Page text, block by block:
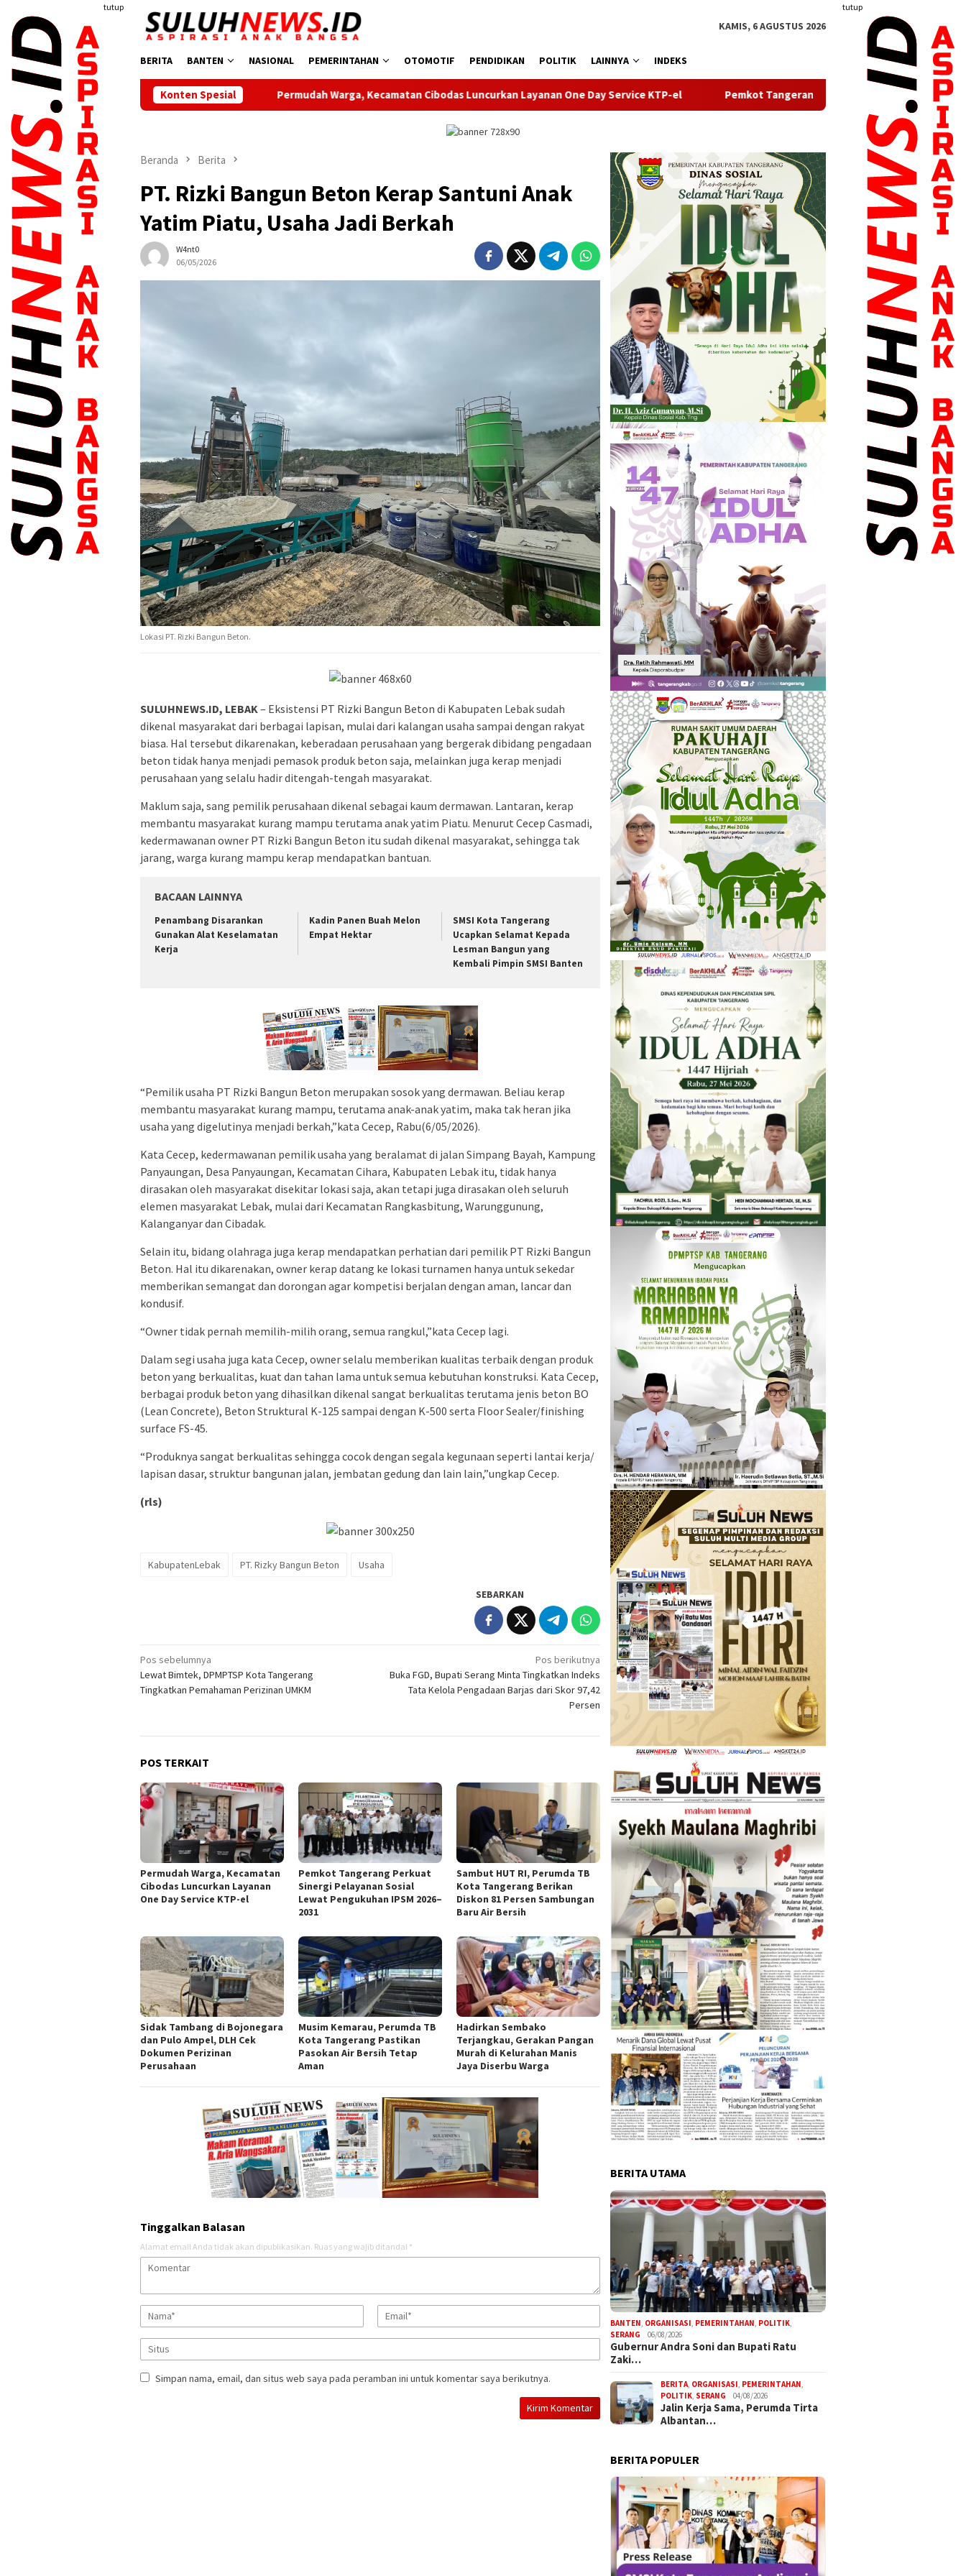
konten
tutup tutup
KAMIS, 6 AGUSTUS 2026
BERITA BANTEN NASIONAL PEMERINTAHAN OTOMOTIF PENDIDIKAN POLITIK LAINNYA INDEKS
Konten Spesial
Permudah Warga, Kecamatan Cibodas Luncurkan Layanan One Day Service KTP-el Pemkot Tangerang Perkuat Sinergi Pelayanan Sosial Lewat Pengukuhan
Beranda Berita
PT. Rizki Bangun Beton Kerap Santuni Anak
Yatim Piatu, Usaha Jadi Berkah
W4nt0
06/05/2026
Lokasi PT. Rizki Bangun Beton.
SULUHNEWS.ID, LEBAK – Eksistensi PT Rizki Bangun Beton di Kabupaten Lebak sudah
dikenal masyarakat dari berbagai lapisan, mulai dari kalangan usaha sampai dengan rakyat
biasa. Hal tersebut dikarenakan, keberadaan perusahaan yang bergerak dibidang pengadaan
beton tidak hanya menjadi pemasok produk beton saja, melainkan juga kerap menjadi
perusahaan yang selalu hadir ditengah-tengah masyarakat.
Maklum saja, sang pemilik perusahaan dikenal sebagai kaum dermawan. Lantaran, kerap
membantu masyarakat kurang mampu terutama anak yatim Piatu. Menurut Cecep Casmadi,
kedermawanan owner PT Rizki Bangun Beton itu sudah dikenal masyarakat, sehingga tak
jarang, warga kurang mampu kerap mendapatkan bantuan.
BACAAN LAINNYA
Penambang Disarankan
Gunakan Alat Keselamatan
Kerja
Kadin Panen Buah Melon
Empat Hektar
SMSI Kota Tangerang
Ucapkan Selamat Kepada
Lesman Bangun yang
Kembali Pimpin SMSI Banten
“Pemilik usaha PT Rizki Bangun Beton merupakan sosok yang dermawan. Beliau kerap
membantu masyarakat kurang mampu, terutama anak-anak yatim, maka tak heran jika
usaha yang digelutinya menjadi berkah,”kata Cecep, Rabu(6/05/2026).
Kata Cecep, kedermawanan pemilik usaha yang beralamat di jalan Simpang Bayah, Kampung
Panyaungan, Desa Panyaungan, Kecamatan Cihara, Kabupaten Lebak itu, tidak hanya
dirasakan oleh masyarakat disekitar lokasi saja, akan tetapi juga dirasakan oleh seluruh
elemen masyarakat Lebak, mulai dari Kecamatan Rangkasbitung, Warunggunung,
Kalanganyar dan Cibadak.
Selain itu, bidang olahraga juga kerap mendapatkan perhatian dari pemilik PT Rizki Bangun
Beton. Hal itu dikarenakan, owner kerap datang ke lokasi turnamen hanya untuk sekedar
memberikan semangat dan dorongan agar kompetisi berjalan dengan aman, lancar dan
kondusif.
“Owner tidak pernah memilih-milih orang, semua rangkul,”kata Cecep lagi.
Dalam segi usaha juga kata Cecep, owner selalu memberikan kualitas terbaik dengan produk
beton yang berkualitas, kuat dan tahan lama untuk semua kebutuhan konstruksi. Kata Cecep,
berbagai produk beton yang dihasilkan dikenal sangat berkualitas terutama jenis beton BO
(Lean Concrete), Beton Struktural K-125 sampai dengan K-500 serta Floor Sealer/finishing
surface FS-45.
“Produknya sangat berkualitas sehingga cocok dengan segala kegunaan seperti lantai kerja/
lapisan dasar, struktur bangunan jalan, jembatan gedung dan lain lain,”ungkap Cecep.
(rls)
KabupatenLebak PT. Rizky Bangun Beton Usaha
SEBARKAN
Navigasi
pos
Pos sebelumnya
Lewat Bimtek, DPMPTSP Kota Tangerang
Tingkatkan Pemahaman Perizinan UMKM
Pos berikutnya
Buka FGD, Bupati Serang Minta Tingkatkan Indeks
Tata Kelola Pengadaan Barjas dari Skor 97,42
Persen
POS TERKAIT
Permudah Warga, Kecamatan
Cibodas Luncurkan Layanan
One Day Service KTP-el
Pemkot Tangerang Perkuat
Sinergi Pelayanan Sosial
Lewat Pengukuhan IPSM 2026–
2031
Sambut HUT RI, Perumda TB
Kota Tangerang Berikan
Diskon 81 Persen Sambungan
Baru Air Bersih
Sidak Tambang di Bojonegara
dan Pulo Ampel, DLH Cek
Dokumen Perizinan
Perusahaan
Musim Kemarau, Perumda TB
Kota Tangerang Pastikan
Pasokan Air Bersih Tetap
Aman
Hadirkan Sembako
Terjangkau, Gerakan Pangan
Murah di Kelurahan Manis
Jaya Diserbu Warga
Tinggalkan Balasan
Alamat email Anda tidak akan dipublikasikan. Ruas yang wajib ditandai *
Simpan nama, email, dan situs web saya pada peramban ini untuk komentar saya berikutnya.
BERITA UTAMA
BANTEN, ORGANISASI, PEMERINTAHAN, POLITIK,
SERANG
06/08/2026
Gubernur Andra Soni dan Bupati Ratu
Zaki…
BERITA, ORGANISASI, PEMERINTAHAN,
POLITIK, SERANG 04/08/2026
Jalin Kerja Sama, Perumda Tirta
Albantan…
BERITA POPULER